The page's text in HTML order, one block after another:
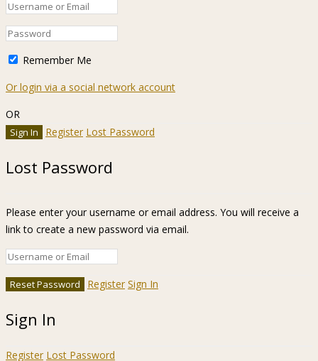
Remember Me
Or login via a social network account
OR
Register Lost Password
Lost Password
Please enter your username or email address. You will receive a
link to create a new password via email.
Register Sign In
Sign In
Register Lost Password